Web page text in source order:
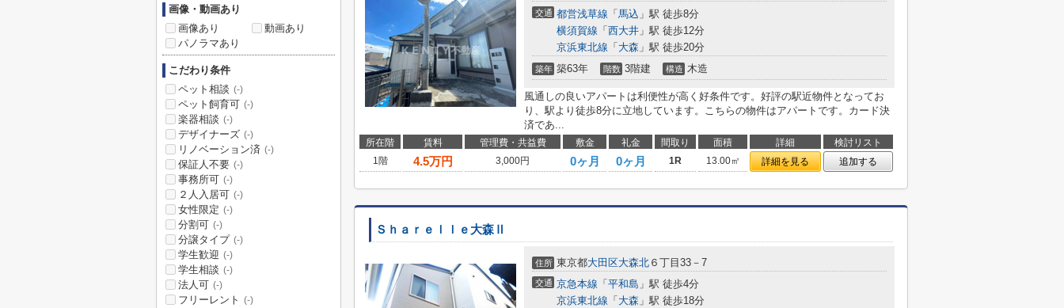
交通 都営浅草線 「 馬込 」駅 徒歩8分
横須賀線 「 西大井 」駅 徒歩12分
京浜東北線 「 大森 」駅 徒歩20分
築年 築63年 階数 3階建 構造 木造
風通しの良いアパートは利便性が高く好条件です。好評の駅近物件となってお
り、駅より徒歩8分に立地しています。こちらの物件はアパートです。カード決
済であ...
所在階 賃料 管理費・共益費 敷金 礼金 間取り 面積 詳細
検討リスト
1階
4.5万円 3,000円 0ヶ月 0ヶ月 1R 13.00㎡ 詳細を見る 追加する
Ｓｈａｒｅｌｌｅ大森Ⅱ
住所 東京都大田区大森北 ６丁目33－7
交通 京急本線 「 平和島 」駅 徒歩4分
京浜東北線 「 大森 」駅 徒歩18分
画像・動画あり
画像あり
動画あり
パノラマあり
こだわり条件
ペット相談 (-)
ペット飼育可 (-)
楽器相談 (-)
デザイナーズ (-)
リノベーション済 (-)
保証人不要 (-)
事務所可 (-)
２人入居可 (-)
女性限定 (-)
分割可 (-)
分譲タイプ (-)
学生歓迎 (-)
学生相談 (-)
法人可 (-)
フリーレント (-)